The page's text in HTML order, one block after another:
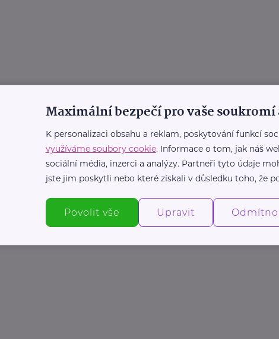
Maximální bezpečí pro vaše soukromí
K personalizaci obsahu a reklam, poskytování funkcí
využíváme soubory cookie. Informace o tom, jak náš
sociální média, inzerci a analýzy. Partneři tyto údaje
jste jim poskytli nebo které získali v důsledku toho, že
Povolit vše Upravit